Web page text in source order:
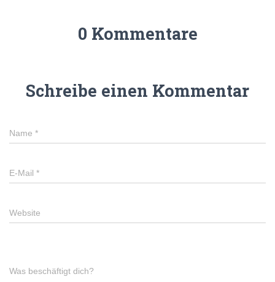
0 Kommentare
Schreibe einen Kommentar
Name *
E-Mail *
Website
Was beschäftigt dich?